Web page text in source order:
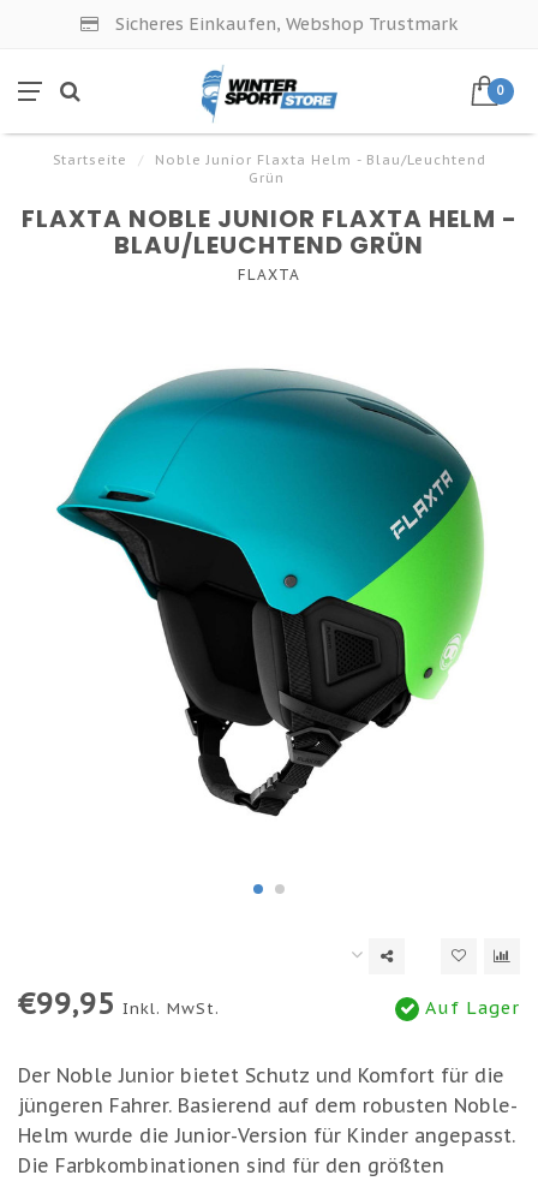
Sicheres Einkaufen, Webshop Trustmark
0
Startseite /
Noble Junior Flaxta Helm - Blau/Leuchtend
Grün
FLAXTA NOBLE JUNIOR FLAXTA HELM -
BLAU/LEUCHTEND GRÜN
FLAXTA
€99,95 Inkl. MwSt. Auf Lager
Der Noble Junior bietet Schutz und Komfort für die
jüngeren Fahrer. Basierend auf dem robusten Noble-
Helm wurde die Junior-Version für Kinder angepasst.
Die Farbkombinationen sind für den größten